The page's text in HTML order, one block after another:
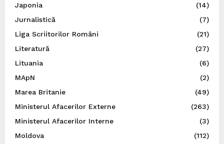
Japonia
(14)
Jurnalistică
(7)
Liga Scriitorilor Români
(21)
Literatură
(27)
Lituania
(6)
MApN
(2)
Marea Britanie
(49)
Ministerul Afacerilor Externe
(263)
Ministerul Afacerilor Interne
(3)
Moldova
(112)